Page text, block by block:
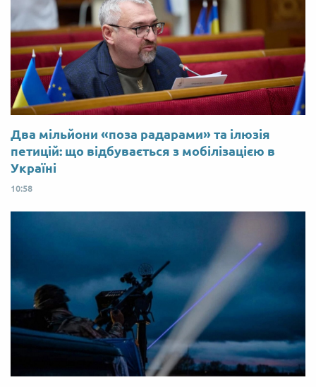
Два мільйони «поза радарами» та ілюзія
петицій: що відбувається з мобілізацією в
Україні
10:58